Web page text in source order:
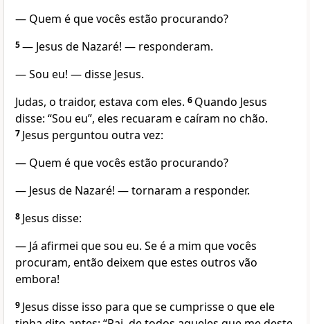
— Quem é que vocês estão procurando?
5— Jesus de Nazaré! — responderam.
— Sou eu! — disse Jesus.
Judas, o traidor, estava com eles. 6 Quando Jesus
disse: “Sou eu”, eles recuaram e caíram no chão.
7 Jesus perguntou outra vez:
— Quem é que vocês estão procurando?
— Jesus de Nazaré! — tornaram a responder.
8 Jesus disse:
— Já afirmei que sou eu. Se é a mim que vocês
procuram, então deixem que estes outros vão
embora!
9 Jesus disse isso para que se cumprisse o que ele